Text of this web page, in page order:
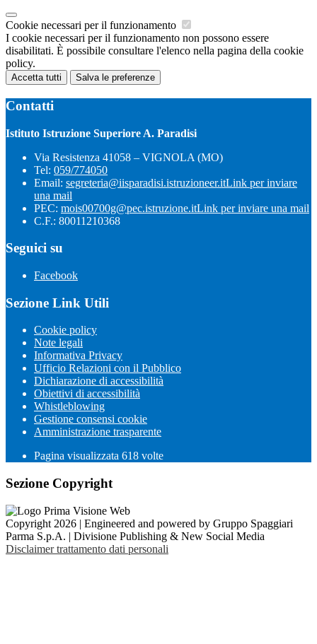
Cookie necessari per il funzionamento
I cookie necessari per il funzionamento non possono essere
disabilitati. È possibile consultare l'elenco nella pagina della cookie
policy.
Accetta tutti Salva le preferenze
Contatti
Istituto Istruzione Superiore A. Paradisi
Via Resistenza 41058 – VIGNOLA (MO)
Tel: 059/774050
Email: segreteria@iisparadisi.istruzioneer.itLink per inviare
una mail
PEC: mois00700g@pec.istruzione.itLink per inviare una mail
C.F.: 80011210368
Seguici su
Facebook
Sezione Link Utili
Cookie policy
Note legali
Informativa Privacy
Ufficio Relazioni con il Pubblico
Dichiarazione di accessibilità
Obiettivi di accessibilità
Whistleblowing
Gestione consensi cookie
Amministrazione trasparente
Pagina visualizzata 618 volte
Sezione Copyright
Copyright 2026 | Engineered and powered by Gruppo Spaggiari
Parma S.p.A. | Divisione Publishing & New Social Media
Disclaimer trattamento dati personali